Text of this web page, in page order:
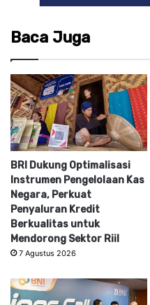
Baca Juga
BRI Dukung Optimalisasi
Instrumen Pengelolaan Kas
Negara, Perkuat
Penyaluran Kredit
Berkualitas untuk
Mendorong Sektor Riil
7 Agustus 2026